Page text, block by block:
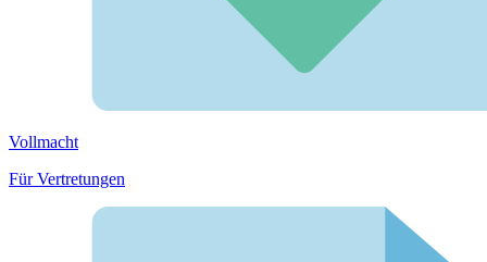
Vollmacht
Für Vertretungen